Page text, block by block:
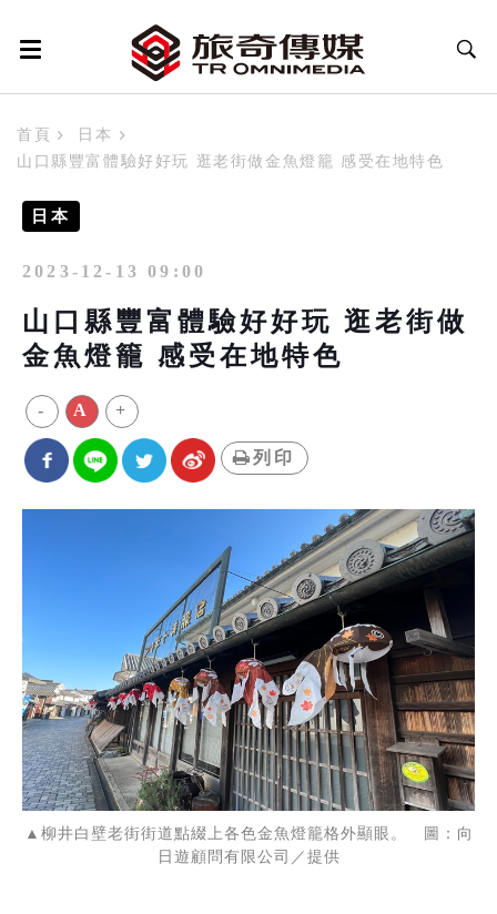
首頁
日本
山口縣豐富體驗好好玩 逛老街做金魚燈籠 感受在地特色
日本
2023-12-13 09:00
山口縣豐富體驗好好玩 逛老街做
金魚燈籠 感受在地特色
- A +
列印
▲柳井白壁老街街道點綴上各色金魚燈籠格外顯眼。 圖：向
日遊顧問有限公司／提供